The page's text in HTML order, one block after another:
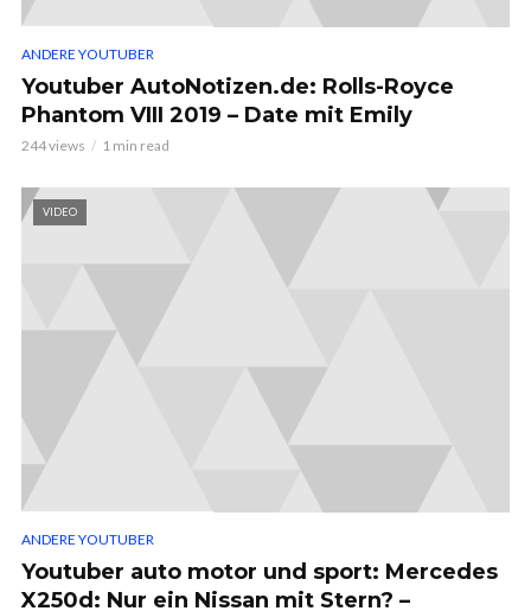
ANDERE YOUTUBER
Youtuber AutoNotizen.de: Rolls-Royce
Phantom VIII 2019 – Date mit Emily
244 views 1 min read
VIDEO
ANDERE YOUTUBER
Youtuber auto motor und sport: Mercedes
X250d: Nur ein Nissan mit Stern? –